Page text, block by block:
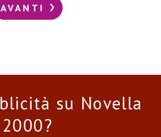
AVANTI
su Novella
2000?